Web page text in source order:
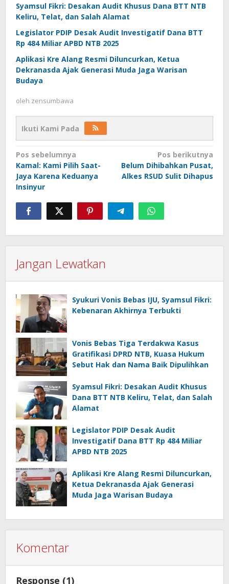
Syamsul Fikri: Desakan Audit Khusus Dana BTT NTB
Keliru, Telat, dan Salah Alamat
Legislator PDIP Desak Audit Investigatif Dana BTT
Rp 484 Miliar APBD NTB 2025
Aplikasi Kre Alang Resmi Diluncurkan, Ketua
Dekranasda Ajak Generasi Muda Jaga Warisan
Budaya
oleh zensumbawa
Ikuti Kami Pada
Navigasi
pos
Pos sebelumnya
Kamal: Kami Pilih Saat-
Jaya Karena Keduanya
Insinyur
Pos berikutnya
Belum Dihibahkan Pusat,
Alkes RSUD Sulit Dihapus
Jangan Lewatkan
Syukuri Vonis Bebas IJU, Syamsul Fikri:
Kebenaran Akhirnya Terbukti
Vonis Bebas Tiga Terdakwa Kasus
Gratifikasi DPRD NTB, Kuasa Hukum
Sebut Hak dan Nama Baik Dipulihkan
Syamsul Fikri: Desakan Audit Khusus
Dana BTT NTB Keliru, Telat, dan Salah
Alamat
Legislator PDIP Desak Audit
Investigatif Dana BTT Rp 484 Miliar
APBD NTB 2025
Aplikasi Kre Alang Resmi Diluncurkan,
Ketua Dekranasda Ajak Generasi
Muda Jaga Warisan Budaya
Komentar
Response (1)